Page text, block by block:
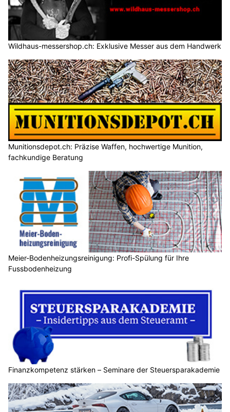
Wildhaus-messershop.ch: Exklusive Messer aus dem Handwerk
Munitionsdepot.ch: Präzise Waffen, hochwertige Munition,
fachkundige Beratung
Meier-Bodenheizungsreinigung: Profi-Spülung für Ihre
Fussbodenheizung
Finanzkompetenz stärken – Seminare der Steuersparakademie